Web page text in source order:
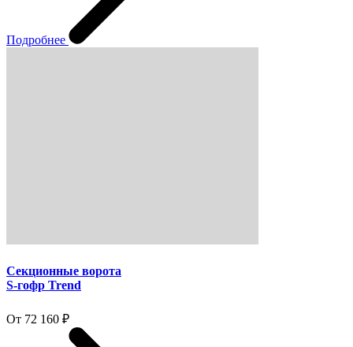
Подробнее
Секционные ворота
S-гофр Trend
От 72 160 ₽